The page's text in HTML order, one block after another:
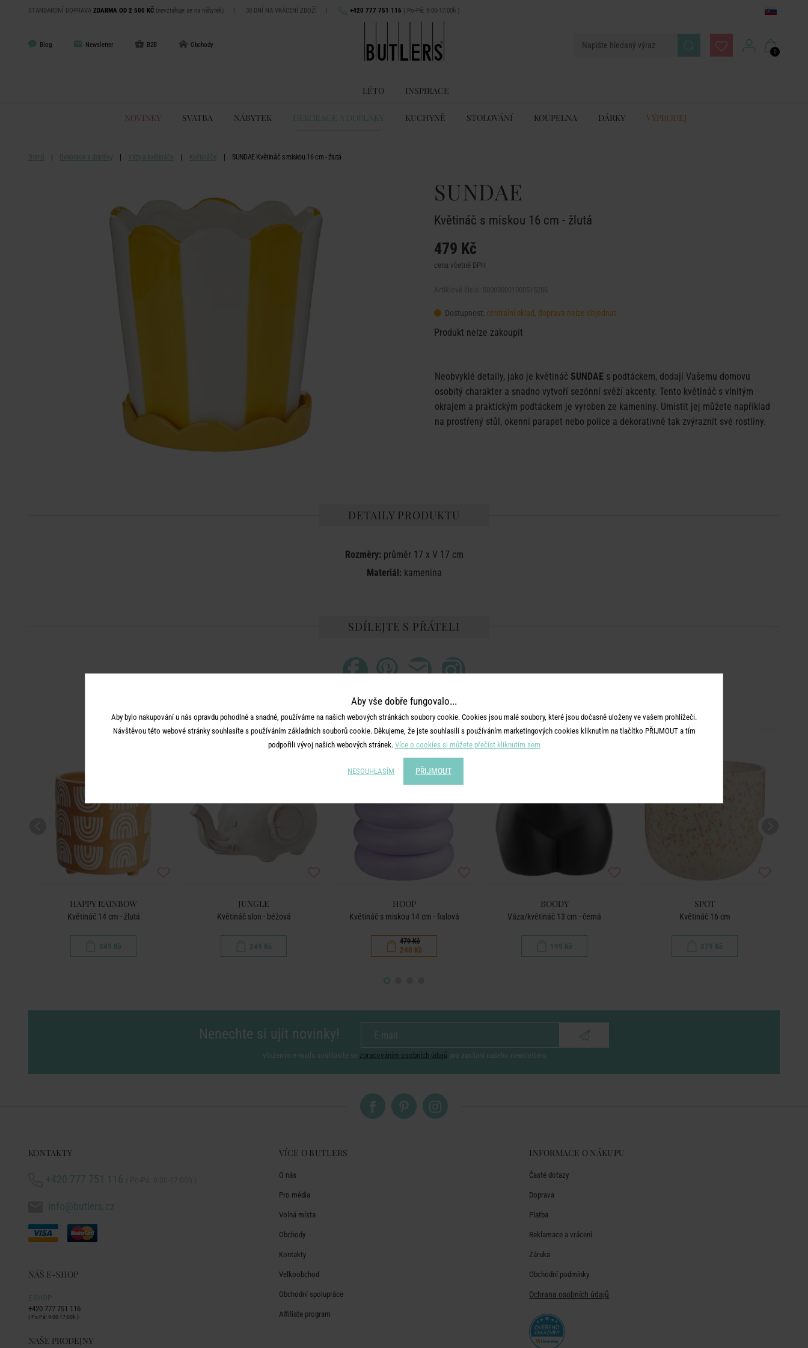
STANDARDNÍ DOPRAVA ZDARMA OD 2 500 KČ (nevztahuje se na nábytek) | 30 DNÍ NA VRÁCENÍ ZBOŽÍ | +420 777 751 116 ( Po-Pá: 9:00-17:00h )
Blog Newsletter B2B Obchody
0
LÉTO INSPIRACE
NOVINKY SVATBA NÁBYTEK DEKORACE A DOPLŇKY KUCHYNĚ STOLOVÁNÍ KOUPELNA DÁRKY VÝPRODEJ
Domů Dekorace a doplňky Vázy a květináče Květináče SUNDAE Květináč s miskou 16 cm - žlutá
SUNDAE
Květináč s miskou 16 cm - žlutá
479 Kč
cena včetně DPH
Dostupnost: centrální sklad, doprava nelze objednat
Produkt nelze zakoupit
Neobvyklé detaily, jako je květináč SUNDAE s podtáckem, dodají Vašemu domovu
osobitý charakter a snadno vytvoří sezónní svěží akcenty. Tento květináč s vlnitým
okrajem a praktickým podtáckem je vyroben ze kameniny. Umístit jej můžete například
na prostřený stůl, okenní parapet nebo police a dekorativně tak zvýraznit své rostliny.
DETAILY PRODUKTU
Rozměry:průměr 17 x V 17 cm
Materiál:kamenina
SDÍLEJTE S PŘÁTELI
MOHLO BY SE VÁM LÍBIT
HAPPY RAINBOW
Květináč 14 cm - žlutá
349 Kč
JUNGLE
Květináč slon - béžová
249 Kč
-50%
HOOP
Květináč s miskou 14 cm - fialová
479 Kč
240 Kč
BOODY
Váza/květináč 13 cm - černá
199 Kč
SPOT
Květináč 16 cm
379 Kč
Nenechte si ujít novinky!
vložením e-mailu souhlasíte se zpracováním osobních údajů pro zasílání našeho newsletteru
KONTAKTY
+420 777 751 116
info@butlers.cz
NÁŠ E-SHOP
E-SHOP
+420 777 751 116
( Po-Pá: 9:00-17:00h )
NAŠE PRODEJNY
VÍCE O BUTLERS
O nás
Pro média
Volná místa
Obchody
Kontakty
Velkoobchod
Obchodní spolupráce
Affiliate program
INFORMACE O NÁKUPU
Časté dotazy
Doprava
Platba
Reklamace a vrácení
Záruka
Obchodní podmínky
Ochrana osobních údajů
Aby vše dobře fungovalo...
Aby bylo nakupování u nás opravdu pohodlné a snadné, používáme na našich webových stránkách soubory cookie. Cookies jsou malé soubory, které jsou dočasně uloženy ve vašem prohlížeči.
Návštěvou této webové stránky souhlasíte s používáním základních souborů cookie. Děkujeme, že jste souhlasili s používáním marketingových cookies kliknutím na tlačítko PŘIJMOUT a tím
podpořili vývoj našich webových stránek. Více o cookies si můžete přečíst kliknutím sem
NESOUHLASÍM PŘIJMOUT